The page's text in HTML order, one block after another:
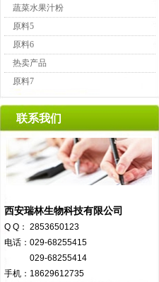
蔬菜水果汁粉
原料5
原料6
热卖产品
原料7
西安瑞林生物科技有限公司
Q Q： 2853650123
电话：029-68255415
029-68255414
手机：18629612735
联系我们